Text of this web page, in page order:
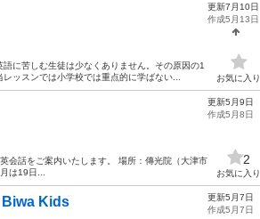
に苦しむ生徒は少なくありません。その原因の1
ッスンでは小学校では重点的に学ばない...
更新7月10日
作成5月13日
お気に入り
会話をご案内いたします。 場所：傳光院（大津市
は19日...
更新5月9日
作成5月8日
2
お気に入り
Biwa Kids
更新5月7日
作成5月7日